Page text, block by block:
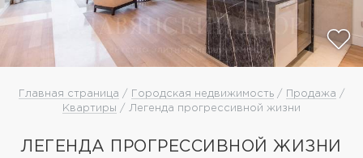
Главная страница / Городская недвижимость/ Продажа /
Квартиры / Легенда прогрессивной жизни
ЛЕГЕНДА ПРОГРЕССИВНОЙ ЖИЗНИ